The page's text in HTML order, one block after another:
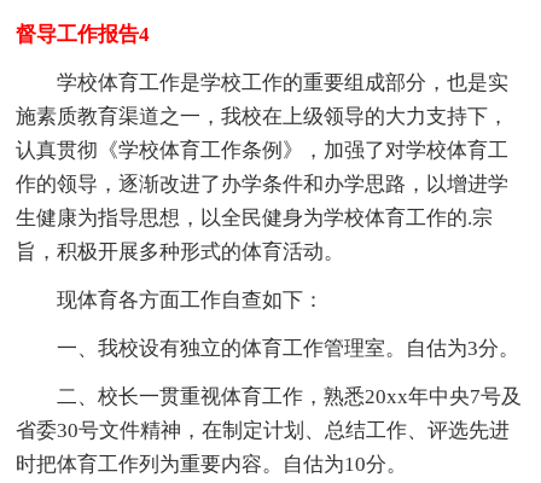
督导工作报告4
学校体育工作是学校工作的重要组成部分，也是实
施素质教育渠道之一，我校在上级领导的大力支持下，
认真贯彻《学校体育工作条例》，加强了对学校体育工
作的领导，逐渐改进了办学条件和办学思路，以增进学
生健康为指导思想，以全民健身为学校体育工作的.宗
旨，积极开展多种形式的体育活动。
现体育各方面工作自查如下：
一、我校设有独立的体育工作管理室。自估为3分。
二、校长一贯重视体育工作，熟悉20xx年中央7号及
省委30号文件精神，在制定计划、总结工作、评选先进
时把体育工作列为重要内容。自估为10分。